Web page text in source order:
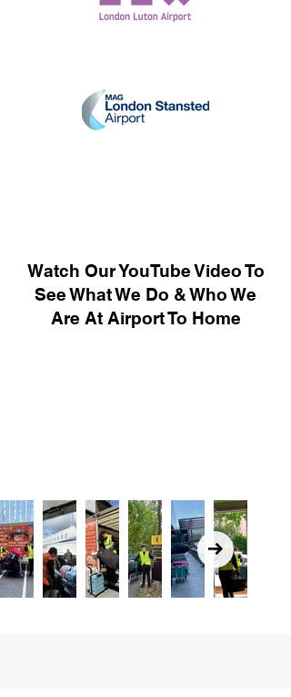
Watch Our YouTube Video To
See What We Do & Who We
Are At Airport To Home